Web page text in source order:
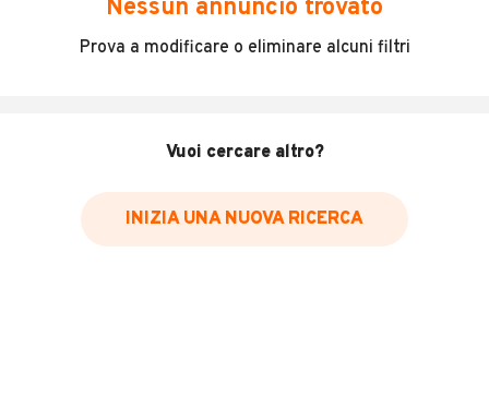
Incidenti in cui è stato coinvolto il veicolo
Data e luogo delle revisioni effettuate
Inserisci il numero di targa per verificare la disponibilità
Nessun annuncio trovato
Prova a modificare o eliminare alcuni filtri
Vuoi cercare altro?
INIZIA UNA NUOVA RICERCA